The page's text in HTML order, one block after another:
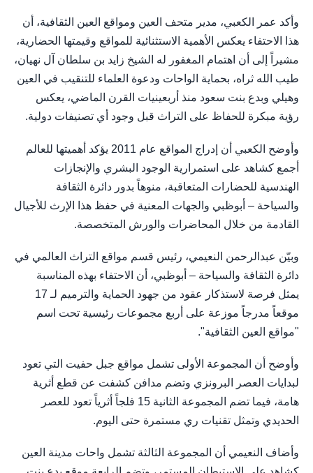
وأكد عمر الكعبي، مدير متحف العين ومواقع العين الثقافية، أن
هذا الاحتفاء يعكس الأهمية الاستثنائية للمواقع وقيمتها الحضارية،
مشيراً إلى أن اهتمام المغفور له الشيخ زايد بن سلطان آل نهيان،
طيب الله ثراه، بحماية الواحات ودعوة العلماء للتنقيب في العين
وهيلي وبدع بنت سعود منذ أربعينيات القرن الماضي، يعكس
رؤية مبكرة للحفاظ على التراث قبل وجود أي تصنيفات دولية.
وأوضح الكعبي أن إدراج المواقع عام 2011 يؤكد أهميتها للعالم
أجمع كشاهد على استمرارية الوجود البشري والإنجازات
الهندسية للحضارات المتعاقبة، منوهاً بدور دائرة الثقافة
والسياحة – أبوظبي والجهات المعنية في حفظ هذا الإرث للأجيال
القادمة من خلال المحاضرات والورش المتخصصة.
وبيّن عبدالرحمن النعيمي، رئيس قسم مواقع التراث العالمي في
دائرة الثقافة والسياحة – أبوظبي، أن الاحتفاء بهذه المناسبة
يمثل فرصة لاستذكار عقود من جهود الحماية والترميم لـ 17
موقعاً مدرجاً موزعة على أربع مجموعات رئيسية تحت اسم
"مواقع العين الثقافية".
وأوضح أن المجموعة الأولى تشمل مواقع جبل حفيت التي تعود
لبدايات العصر البرونزي وتضم مدافن كشفت عن قطع أثرية
هامة، فيما تضم المجموعة الثانية 15 فلجاً أثرياً تعود للعصر
الحديدي وتمثل تقنيات ري مستمرة حتى اليوم.
وأضاف النعيمي أن المجموعة الثالثة تشمل واحات مدينة العين